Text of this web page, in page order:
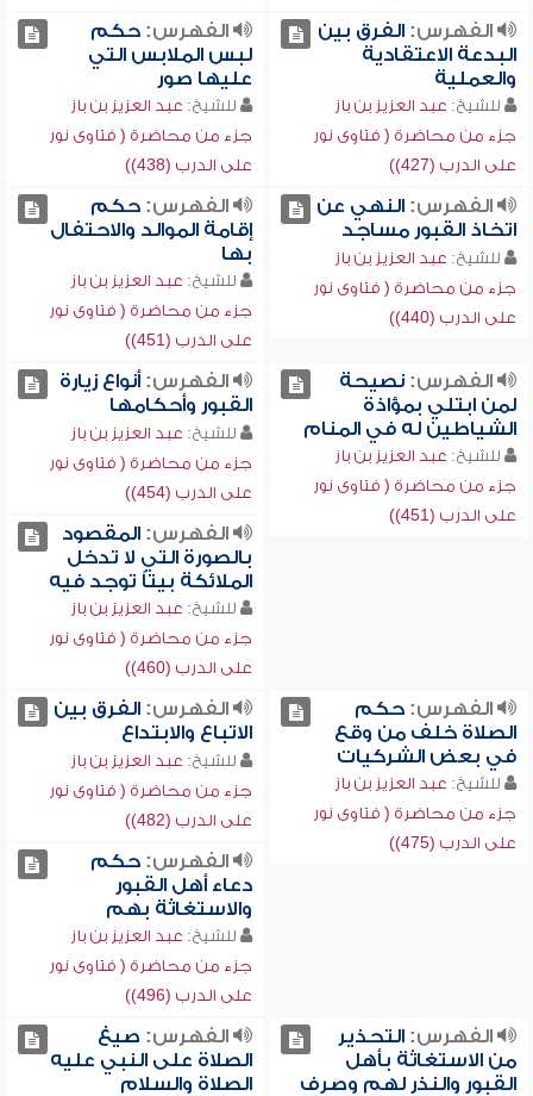
الفهرس:الفرق بين
البدعة الاعتقادية
والعملية
للشيخ: عبد العزيز بن باز
جزء من محاضرة ( فتاوى نور
على الدرب (427))
الفهرس:حكم
لبس الملابس التي
عليها صور
للشيخ: عبد العزيز بن باز
جزء من محاضرة ( فتاوى نور
على الدرب (438))
الفهرس:النهي عن
اتخاذ القبور مساجد
للشيخ: عبد العزيز بن باز
جزء من محاضرة ( فتاوى نور
على الدرب (440))
الفهرس:حكم
إقامة الموالد والاحتفال
بها
للشيخ: عبد العزيز بن باز
جزء من محاضرة ( فتاوى نور
على الدرب (451))
الفهرس:نصيحة
لمن ابتلي بمؤاذة
الشياطين له في المنام
للشيخ: عبد العزيز بن باز
جزء من محاضرة ( فتاوى نور
على الدرب (451))
الفهرس:أنواع زيارة
القبور وأحكامها
للشيخ: عبد العزيز بن باز
جزء من محاضرة ( فتاوى نور
على الدرب (454))
الفهرس:المقصود
بالصورة التي لا تدخل
الملائكة بيتاً توجد فيه
للشيخ: عبد العزيز بن باز
جزء من محاضرة ( فتاوى نور
على الدرب (460))
الفهرس:حكم
الصلاة خلف من وقع
في بعض الشركيات
للشيخ: عبد العزيز بن باز
جزء من محاضرة ( فتاوى نور
على الدرب (475))
الفهرس:الفرق بين
الاتباع والابتداع
للشيخ: عبد العزيز بن باز
جزء من محاضرة ( فتاوى نور
على الدرب (482))
الفهرس:حكم
دعاء أهل القبور
والاستغاثة بهم
للشيخ: عبد العزيز بن باز
جزء من محاضرة ( فتاوى نور
على الدرب (496))
الفهرس:التحذير
من الاستغاثة بأهل
القبور والنذر لهم وصرف
الفهرس: صيغ
الصلاة على النبي عليه
الصلاة والسلام